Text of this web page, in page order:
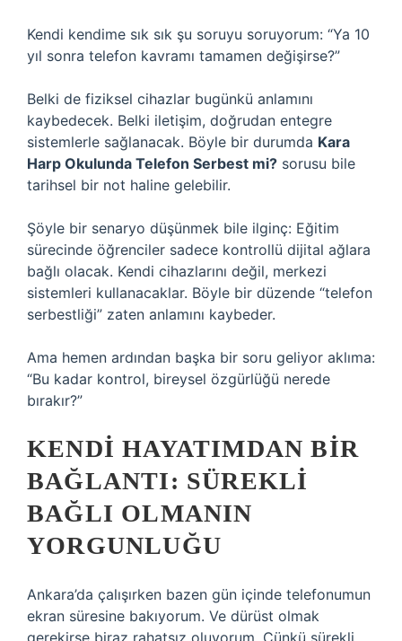
Kendi kendime sık sık şu soruyu soruyorum: “Ya 10
yıl sonra telefon kavramı tamamen değişirse?”
Belki de fiziksel cihazlar bugünkü anlamını
kaybedecek. Belki iletişim, doğrudan entegre
sistemlerle sağlanacak. Böyle bir durumda Kara
Harp Okulunda Telefon Serbest mi? sorusu bile
tarihsel bir not haline gelebilir.
Şöyle bir senaryo düşünmek bile ilginç: Eğitim
sürecinde öğrenciler sadece kontrollü dijital ağlara
bağlı olacak. Kendi cihazlarını değil, merkezi
sistemleri kullanacaklar. Böyle bir düzende “telefon
serbestliği” zaten anlamını kaybeder.
Ama hemen ardından başka bir soru geliyor aklıma:
“Bu kadar kontrol, bireysel özgürlüğü nerede
bırakır?”
KENDI HAYATIMDAN BIR
BAĞLANTI: SÜREKLI
BAĞLI OLMANIN
YORGUNLUĞU
Ankara’da çalışırken bazen gün içinde telefonumun
ekran süresine bakıyorum. Ve dürüst olmak
gerekirse biraz rahatsız oluyorum. Çünkü sürekli